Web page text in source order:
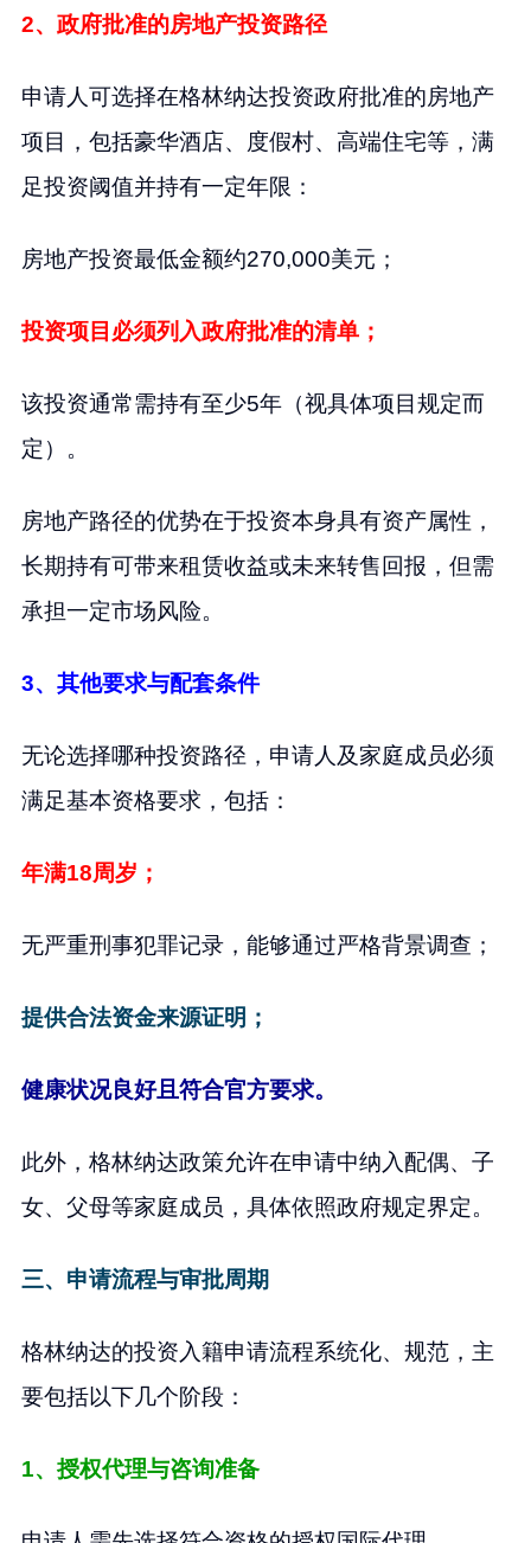
2、政府批准的房地产投资路径
申请人可选择在格林纳达投资政府批准的房地产
项目，包括豪华酒店、度假村、高端住宅等，满
足投资阈值并持有一定年限：
房地产投资最低金额约270,000美元；
投资项目必须列入政府批准的清单；
该投资通常需持有至少5年（视具体项目规定而
定）。
房地产路径的优势在于投资本身具有资产属性，
长期持有可带来租赁收益或未来转售回报，但需
承担一定市场风险。
3、其他要求与配套条件
无论选择哪种投资路径，申请人及家庭成员必须
满足基本资格要求，包括：
年满18周岁；
无严重刑事犯罪记录，能够通过严格背景调查；
提供合法资金来源证明；
健康状况良好且符合官方要求。
此外，格林纳达政策允许在申请中纳入配偶、子
女、父母等家庭成员，具体依照政府规定界定。
三、申请流程与审批周期
格林纳达的投资入籍申请流程系统化、规范，主
要包括以下几个阶段：
1、授权代理与咨询准备